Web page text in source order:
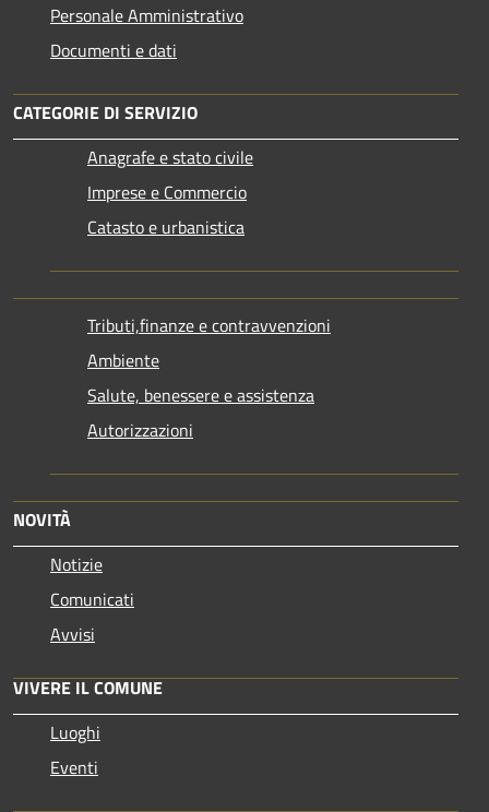
Personale Amministrativo
Documenti e dati
CATEGORIE DI SERVIZIO
Anagrafe e stato civile
Imprese e Commercio
Catasto e urbanistica
Tributi,finanze e contravvenzioni
Ambiente
Salute, benessere e assistenza
Autorizzazioni
NOVITÀ
Notizie
Comunicati
Avvisi
VIVERE IL COMUNE
Luoghi
Eventi